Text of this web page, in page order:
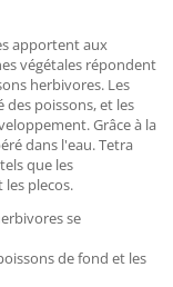
apportent aux
végétales répondent
herbivores. Les
poissons, et les
Grâce à la
dans l'eau. Tetra
que les
les plecos.
se
de fond et les